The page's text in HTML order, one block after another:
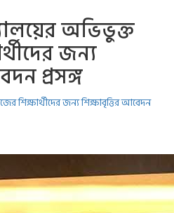
অভিভুক্ত
জন্য
প্রসঙ্গ
শিক্ষার্থীদের জন্য শিক্ষাবৃত্তির আবেদন